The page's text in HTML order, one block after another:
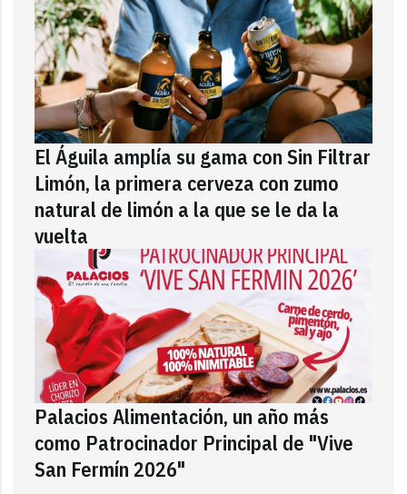
El Águila amplía su gama con Sin Filtrar
Limón, la primera cerveza con zumo
natural de limón a la que se le da la
vuelta
Palacios Alimentación, un año más
como Patrocinador Principal de "Vive
San Fermín 2026"